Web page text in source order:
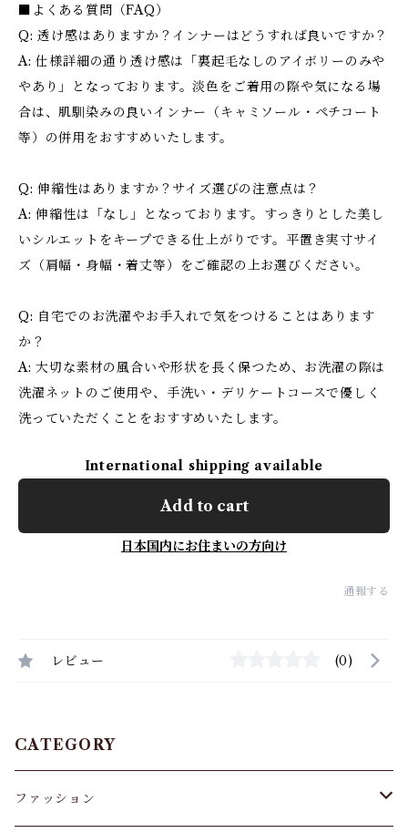
■よくある質問（FAQ）
Q: 透け感はありますか？インナーはどうすれば良いですか？
A: 仕様詳細の通り透け感は「裏起毛なしのアイボリーのみや
やあり」となっております。淡色をご着用の際や気になる場
合は、肌馴染みの良いインナー（キャミソール・ペチコート
等）の併用をおすすめいたします。
Q: 伸縮性はありますか？サイズ選びの注意点は？
A: 伸縮性は「なし」となっております。すっきりとした美し
いシルエットをキープできる仕上がりです。平置き実寸サイ
ズ（肩幅・身幅・着丈等）をご確認の上お選びください。
Q: 自宅でのお洗濯やお手入れで気をつけることはあります
か？
A: 大切な素材の風合いや形状を長く保つため、お洗濯の際は
洗濯ネットのご使用や、手洗い・デリケートコースで優しく
洗っていただくことをおすすめいたします。
International shipping available
Add to cart
日本国内にお住まいの方向け
通報する
レビュー (0)
CATEGORY
ファッション